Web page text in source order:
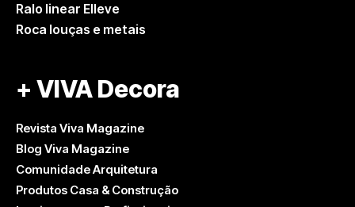
Ralo linear Elleve
Roca louças e metais
+ VIVA Decora
Revista Viva Magazine
Blog Viva Magazine
Comunidade Arquitetura
Produtos Casa & Construção